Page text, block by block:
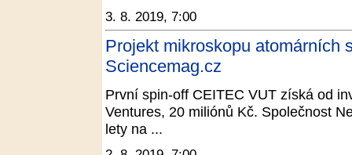
3. 8. 2019, 7:00
Projekt mikroskopu atomárních
Sciencemag.cz
První spin-off CEITEC VUT získá od
Ventures, 20 miliónů Kč. Společnost
lety na ...